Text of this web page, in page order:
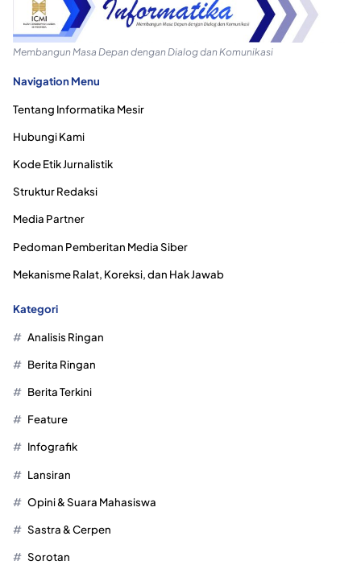
Membangun Masa Depan dengan Dialog dan Komunikasi
Navigation Menu
Tentang Informatika Mesir
Hubungi Kami
Kode Etik Jurnalistik
Struktur Redaksi
Media Partner
Pedoman Pemberitan Media Siber
Mekanisme Ralat, Koreksi, dan Hak Jawab
Kategori
Analisis Ringan
Berita Ringan
Berita Terkini
Feature
Infografik
Lansiran
Opini & Suara Mahasiswa
Sastra & Cerpen
Sorotan